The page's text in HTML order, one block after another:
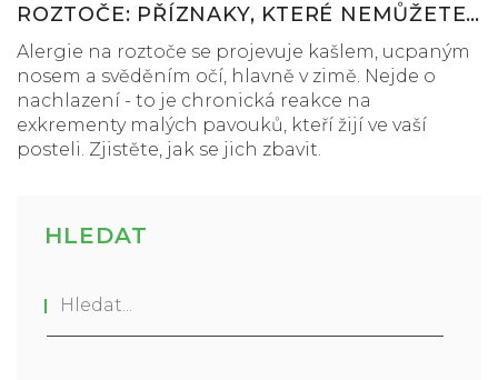
ROZTOČE: PŘÍZNAKY, KTERÉ NEMŮŽETE
IGNOROVAT
Alergie na roztoče se projevuje kašlem, ucpaným
nosem a svěděním očí, hlavně v zimě. Nejde o
nachlazení - to je chronická reakce na
exkrementy malých pavouků, kteří žijí ve vaší
posteli. Zjistěte, jak se jich zbavit.
HLEDAT